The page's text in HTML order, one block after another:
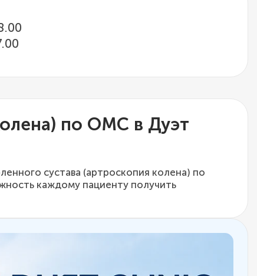
по ОМС в Дуэт
сустава (артроскопия колена) по
каждому пациенту получить